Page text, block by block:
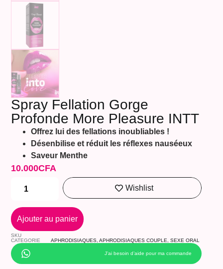
Spray Fellation Gorge
Profonde More Pleasure INTT
Offrez lui des fellations inoubliables !
Désenbilise et réduit les réflexes nauséeux
Saveur Menthe
10.000CFA
Wishlist
Ajouter au panier
SKU
CATEGORIE
APHRODISIAQUES, APHRODISIAQUES COUPLE SEXE ORAL
J’ai besoin d’aide pour ma commande